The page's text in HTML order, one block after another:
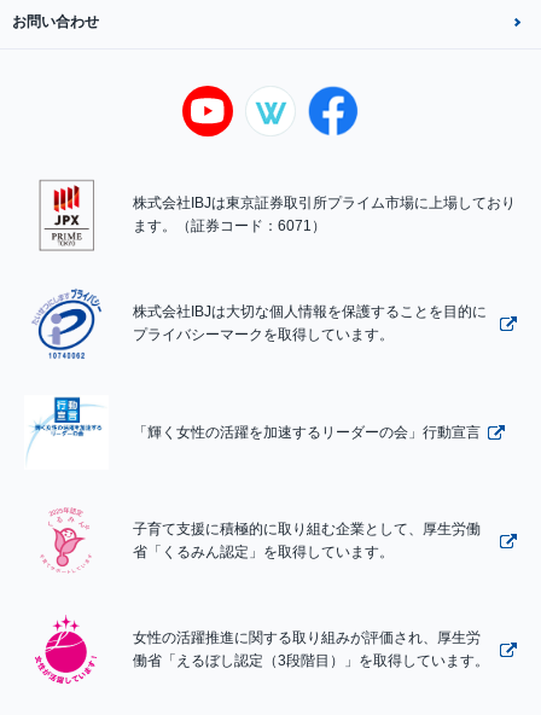
お問い合わせ
株式会社IBJは東京証券取引所プライム市場に上場しており
ます。（証券コード：6071）
株式会社IBJは大切な個人情報を保護することを目的に
プライバシーマークを取得しています。
「輝く女性の活躍を加速するリーダーの会」行動宣言
子育て支援に積極的に取り組む企業として、厚生労働
省「くるみん認定」を取得しています。
女性の活躍推進に関する取り組みが評価され、厚生労
働省「えるぼし認定（3段階目）」を取得しています。